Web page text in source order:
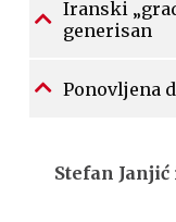
Iranski
generisan
Ponovljena
Stefan